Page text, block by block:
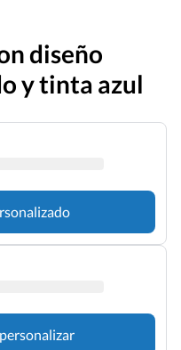
diseño
y tinta azul